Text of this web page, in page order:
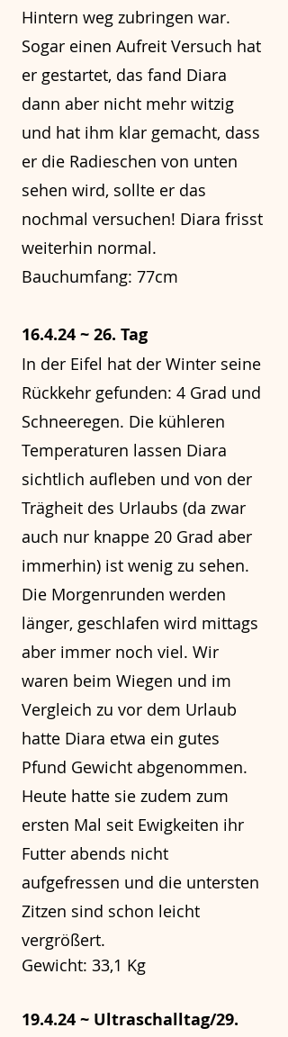
Hintern weg zubringen war.
Sogar einen Aufreit Versuch hat
er gestartet, das fand Diara
dann aber nicht mehr witzig
und hat ihm klar gemacht, dass
er die Radieschen von unten
sehen wird, sollte er das
nochmal versuchen! Diara frisst
weiterhin normal.
Bauchumfang: 77cm
16.4.24 ~ 26. Tag
In der Eifel hat der Winter seine
Rückkehr gefunden: 4 Grad und
Schneeregen. Die kühleren
Temperaturen lassen Diara
sichtlich aufleben und von der
Trägheit des Urlaubs (da zwar
auch nur knappe 20 Grad aber
immerhin) ist wenig zu sehen.
Die Morgenrunden werden
länger, geschlafen wird mittags
aber immer noch viel. Wir
waren beim Wiegen und im
Vergleich zu vor dem Urlaub
hatte Diara etwa ein gutes
Pfund Gewicht abgenommen.
Heute hatte sie zudem zum
ersten Mal seit Ewigkeiten ihr
Futter abends nicht
aufgefressen und die untersten
Zitzen sind schon leicht
vergrößert.
Gewicht: 33,1 Kg
19.4.24 ~ Ultraschalltag/29.